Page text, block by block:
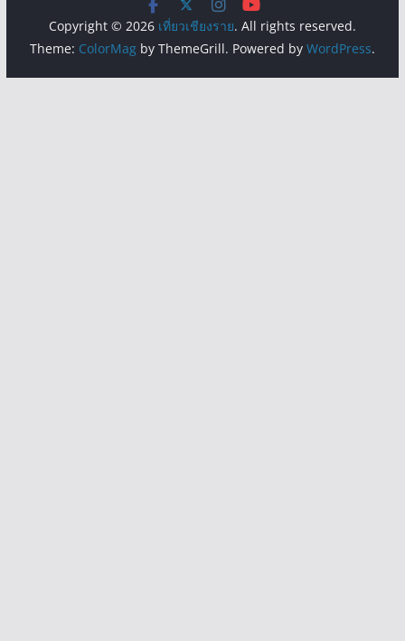
Copyright © 2026 เที่ยวเชียงราย. All rights reserved.
Theme: ColorMagby ThemeGrill. Powered by WordPress.